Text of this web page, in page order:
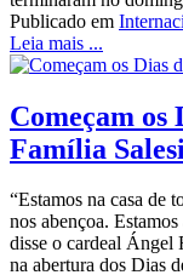
Publicado em
Leia mais ...
Começam os
Família
“Estamos na casa de
nos abençoa.
disse o cardeal Ángel
na abertura dos Dias